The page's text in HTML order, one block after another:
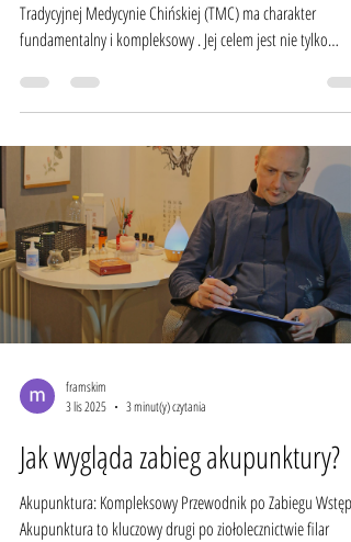
Tradycyjnej Medycynie Chińskiej (TMC) ma charakter
fundamentalny i kompleksowy . Jej celem jest nie tylko
pacjenta jako całości – jego konstytucji, stylu życia i unikalnej
równowagi energetycznej. Na podstawie tej pogłębionej
diagnozy terapeuta podejmuje decyzję o najbardziej
efektywnym kierunku leczenia, który może obejmować
ziołolecznictwo, akupunkturę, lub połączenie
framskim
3 lis 2025
3 minut(y) czytania
Jak wygląda zabieg akupunktury?
Akupunktura: Kompleksowy Przewodnik po Zabiegu Wstęp
Akupunktura to kluczowy drugi po ziołolecznictwie filar